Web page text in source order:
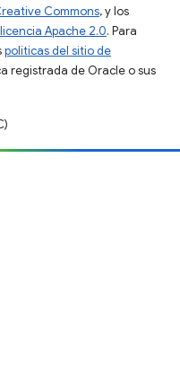
Commons, y los
licencia Apache 2.0. Para
políticas del sitio de
registrada de Oracle o sus